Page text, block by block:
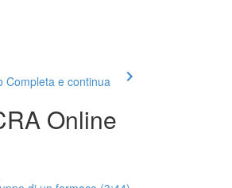
Completa e continua
Online